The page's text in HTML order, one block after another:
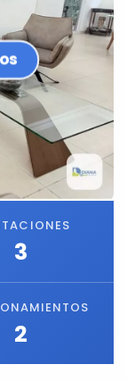
3
2